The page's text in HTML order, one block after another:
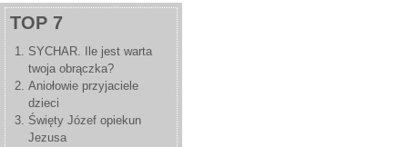
TOP 7
SYCHAR. Ile jest warta
twoja obrączka?
Aniołowie przyjaciele
dzieci
Święty Józef opiekun
Jezusa